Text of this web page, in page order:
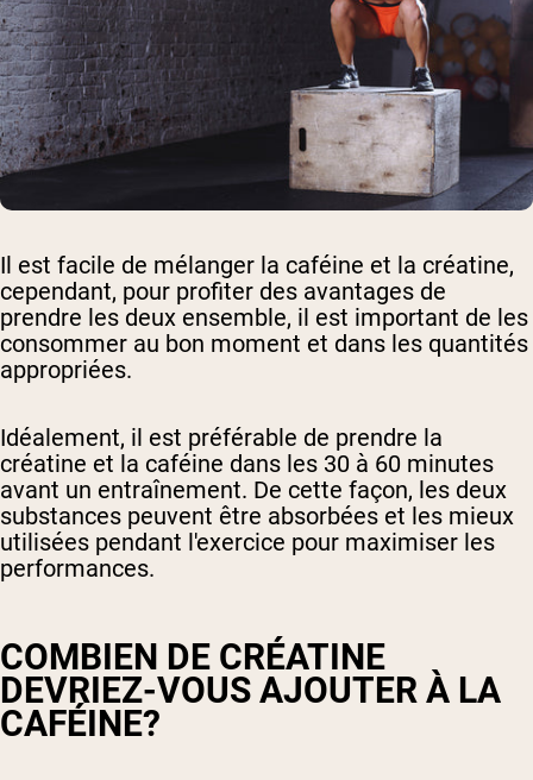
Il est facile de mélanger la caféine et la créatine,
cependant, pour profiter des avantages de
prendre les deux ensemble, il est important de les
consommer au bon moment et dans les quantités
appropriées.
Idéalement, il est préférable de prendre la
créatine et la caféine dans les 30 à 60 minutes
avant un entraînement. De cette façon, les deux
substances peuvent être absorbées et les mieux
utilisées pendant l'exercice pour maximiser les
performances.
COMBIEN DE CRÉATINE
DEVRIEZ-VOUS AJOUTER À LA
CAFÉINE?